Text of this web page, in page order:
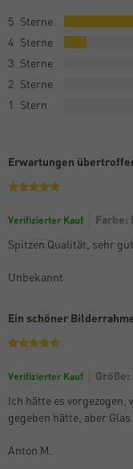
5
4
3
2
1
Erwartungen
Verifizierter Kauf Farbe:
Spitzen Qualität, sehr
Unbekannt
Ein schöner
Verifizierter Kauf Größe:
Ich hätte es vorgezogen,
gegeben hätte, aber
Anton M.